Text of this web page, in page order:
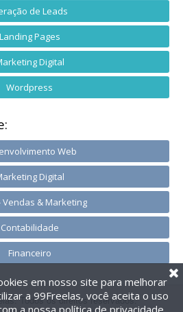
de Leads
Landing Pages
Digital
Wordpress
Web
Digital
Vendas & Marketing
Contabilidade
Financeiro
Todos os direitos reservados.
em nosso site para melhorar
a 99Freelas, você aceita o uso
a nossa política de privacidade